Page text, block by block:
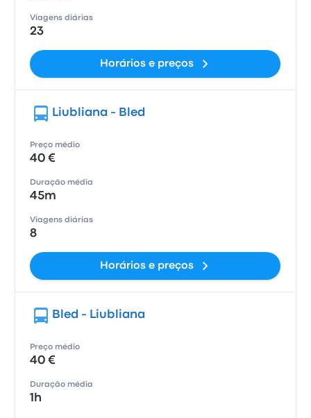
Viagens diárias
23
Horários e preços
Liubliana - Bled
Preço médio
40 €
Duração média
45m
Viagens diárias
8
Horários e preços
Bled - Liubliana
Preço médio
40 €
Duração média
1h